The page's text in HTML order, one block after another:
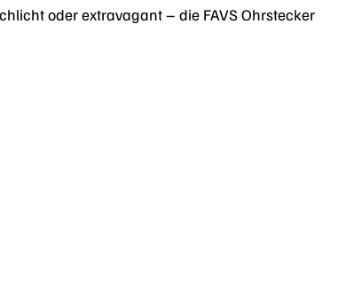
oder extravagant – die FAVS Ohrstecker